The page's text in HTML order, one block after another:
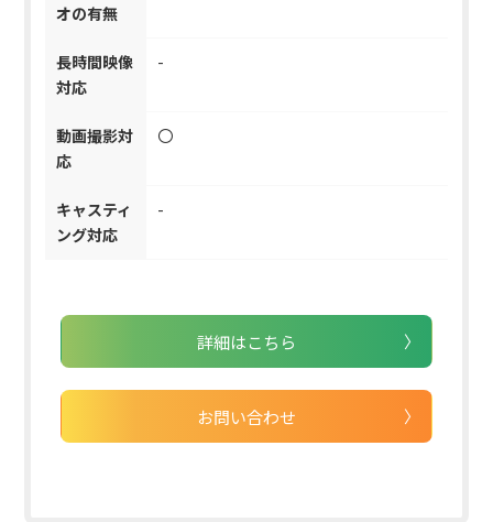
オの有無
長時間映像
対応
-
動画撮影対
応
〇
キャスティ
ング対応
-
詳細はこちら
お問い合わせ